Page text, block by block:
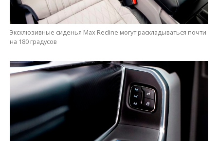
Эксклюзивные сиденья Max Recline могут раскладываться почти
на 180 градусов